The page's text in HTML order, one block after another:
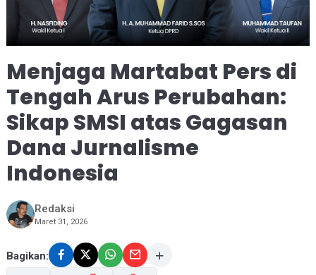
Menjaga Martabat Pers di
Tengah Arus Perubahan:
Sikap SMSI atas Gagasan
Dana Jurnalisme
Indonesia
Redaksi
Maret 31, 2026
Bagikan: